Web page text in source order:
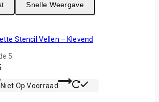
Snelle Weergave
Stencil Vellen – Klevend
5
Niet Op Voorraad